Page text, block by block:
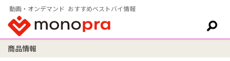
動画・オンデマンド おすすめベストバイ情報
検索:
商品情報